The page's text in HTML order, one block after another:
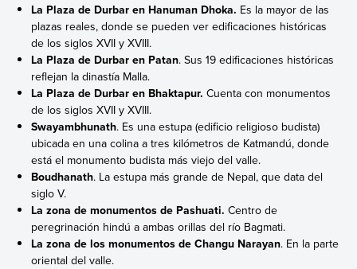
La Plaza de Durbar en Hanuman Dhoka. Es la mayor de las
plazas reales, donde se pueden ver edificaciones históricas
de los siglos XVII y XVIII.
La Plaza de Durbar en Patan. Sus 19 edificaciones históricas
reflejan la dinastía Malla.
La Plaza de Durbar en Bhaktapur. Cuenta con monumentos
de los siglos XVII y XVIII.
Swayambhunath. Es una estupa (edificio religioso budista)
ubicada en una colina a tres kilómetros de Katmandú, donde
está el monumento budista más viejo del valle.
Boudhanath. La estupa más grande de Nepal, que data del
siglo V.
La zona de monumentos de Pashuati. Centro de
peregrinación hindú a ambas orillas del río Bagmati.
La zona de los monumentos de Changu Narayan. En la parte
oriental del valle.